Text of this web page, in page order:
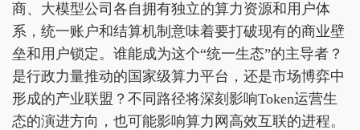
商、大模型公司各自拥有独立的算力资源和用户体
系，统一账户和结算机制意味着要打破现有的商业壁
垒和用户锁定。谁能成为这个“统一生态”的主导者？
是行政力量推动的国家级算力平台，还是市场博弈中
形成的产业联盟？不同路径将深刻影响Token运营生
态的演进方向，也可能影响算力网高效互联的进程。